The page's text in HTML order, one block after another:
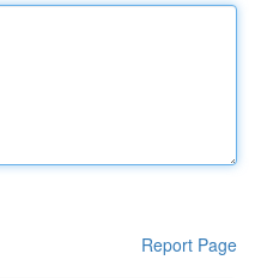
Report Page